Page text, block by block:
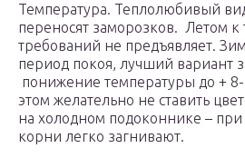
Температура. Теплолюбивый
переносят заморозков. Летом к
требований не предъявляет.
период покоя, лучший вариант
понижение температуры до +
этом желательно не ставить
на холодном подоконнике –
корни легко загнивают.